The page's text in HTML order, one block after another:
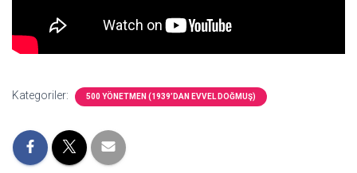
Kategoriler: 500 YÖNETMEN (1939’DAN EVVEL DOĞMUŞ)